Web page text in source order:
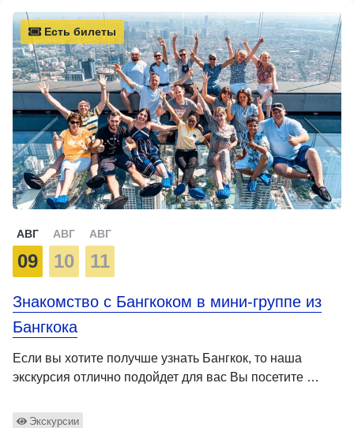
Есть билеты
АВГ
09
АВГ
10
АВГ
11
Знакомство с Бангкоком в мини-группе из
Бангкока
Если вы хотите получше узнать Бангкок, то наша
экскурсия отлично подойдет для вас Вы посетите …
Экскурсии